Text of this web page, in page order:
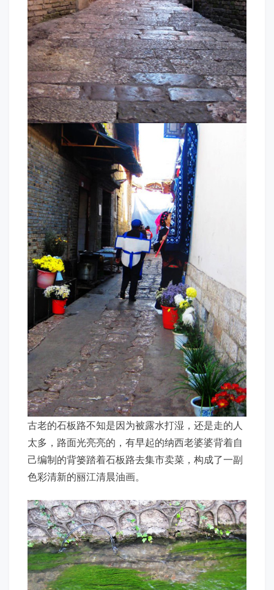
古老的石板路不知是因为被露水打湿，还是走的人
太多，路面光亮亮的，有早起的纳西老婆婆背着自
己编制的背篓踏着石板路去集市卖菜，构成了一副
色彩清新的丽江清晨油画。